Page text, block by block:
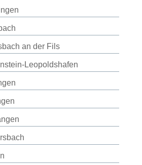
an der Fils
Leopoldshafen